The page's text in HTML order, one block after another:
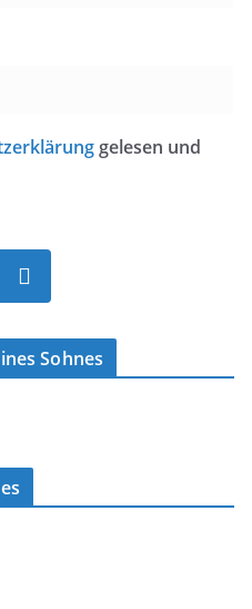
gelesen und
Suchen
Sohnes